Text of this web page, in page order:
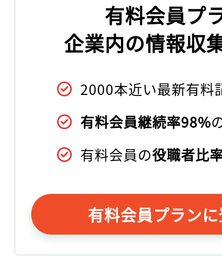
有料会員プ
企業内の情報収
2000本近い最新有料
有料会員継続率98%
有料会員の役職者比
有料会員プラン